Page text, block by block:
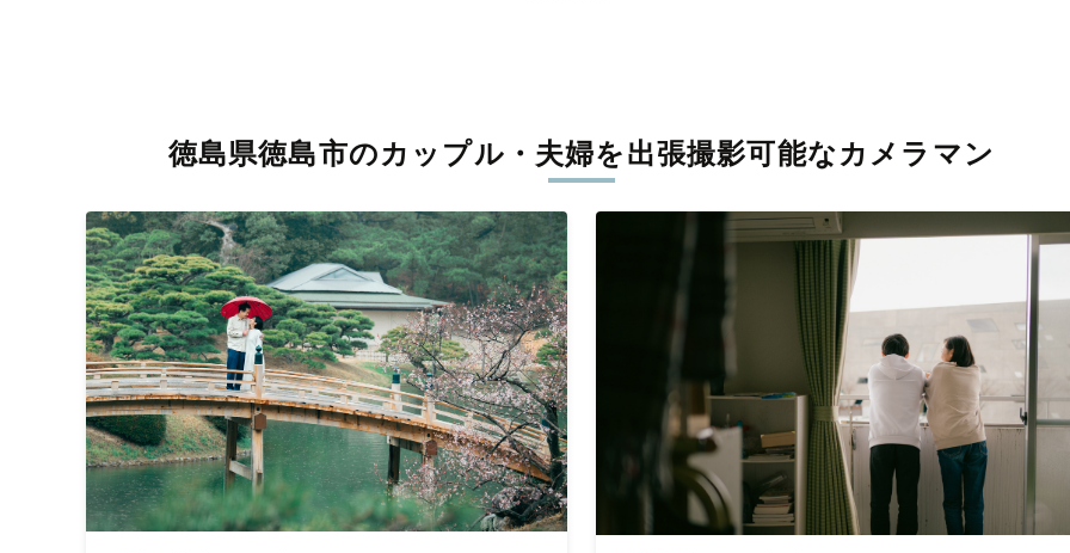
丁寧なレタッチで思い出を美しく仕上げます
りに。きっと「こんな写真を撮ってほしかった！」と思える一枚に出会えます。まずは、ラブグラフの
をご覧くだ
い。
徳島県徳島市のカップル・夫婦を出張撮影可能なカメラマン